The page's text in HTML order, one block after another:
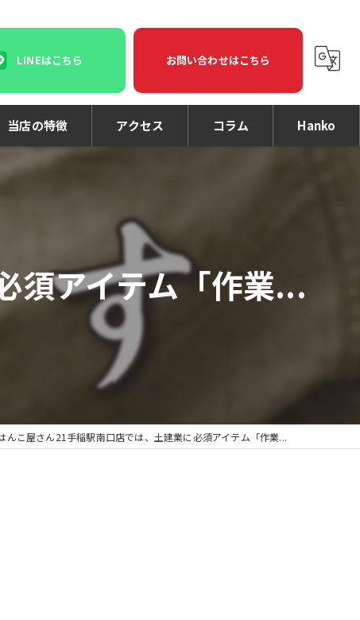
LINEはこちら お問い合わせはこちら
当店の特徴
鑑
人事業主
アクセス コラム Hanko
須アイテム「作業...
んこ屋さん21手稲駅南口店では、土建業に必須アイテム「作業...